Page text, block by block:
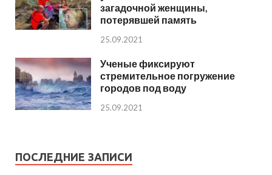
загадочной женщины,
потерявшей память
25.09.2021
Ученые фиксируют
стремительное погружение
городов под воду
25.09.2021
ПОСЛЕДНИЕ ЗАПИСИ